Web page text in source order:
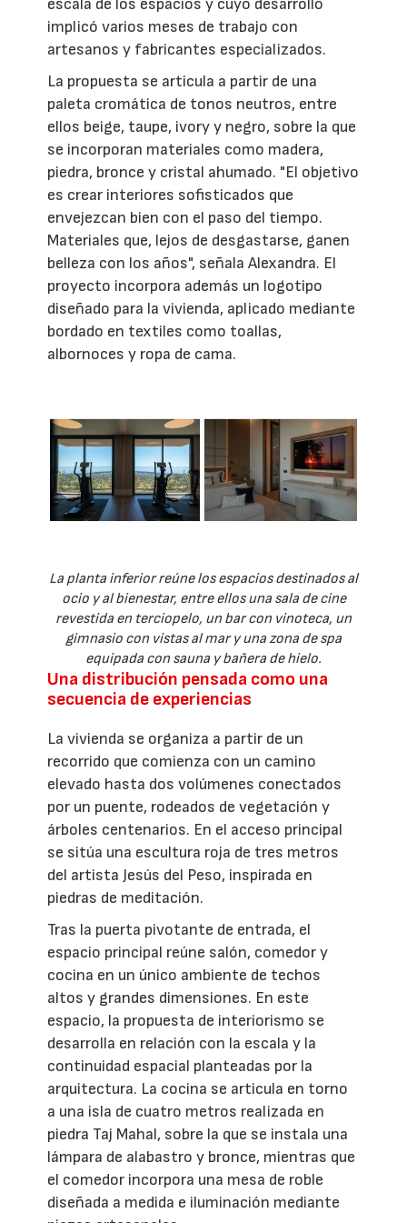
implicó varios meses de trabajo con
artesanos y fabricantes especializados.
La propuesta se articula a partir de una
paleta cromática de tonos neutros, entre
ellos beige, taupe, ivory y negro, sobre la que
se incorporan materiales como madera,
piedra, bronce y cristal ahumado. "El objetivo
es crear interiores sofisticados que
envejezcan bien con el paso del tiempo.
Materiales que, lejos de desgastarse, ganen
belleza con los años", señala Alexandra. El
proyecto incorpora además un logotipo
diseñado para la vivienda, aplicado mediante
bordado en textiles como toallas,
albornoces y ropa de cama.
La planta inferior reúne los espacios destinados al
ocio y al bienestar, entre ellos una sala de cine
revestida en terciopelo, un bar con vinoteca, un
gimnasio con vistas al mar y una zona de spa
equipada con sauna y bañera de hielo.
Una distribución pensada como una
secuencia de experiencias
La vivienda se organiza a partir de un
recorrido que comienza con un camino
elevado hasta dos volúmenes conectados
por un puente, rodeados de vegetación y
árboles centenarios. En el acceso principal
se sitúa una escultura roja de tres metros
del artista Jesús del Peso, inspirada en
piedras de meditación.
Tras la puerta pivotante de entrada, el
espacio principal reúne salón, comedor y
cocina en un único ambiente de techos
altos y grandes dimensiones. En este
espacio, la propuesta de interiorismo se
desarrolla en relación con la escala y la
continuidad espacial planteadas por la
arquitectura. La cocina se articula en torno
a una isla de cuatro metros realizada en
piedra Taj Mahal, sobre la que se instala una
lámpara de alabastro y bronce, mientras que
el comedor incorpora una mesa de roble
diseñada a medida e iluminación mediante